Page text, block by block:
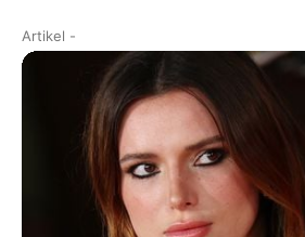
Artikel -